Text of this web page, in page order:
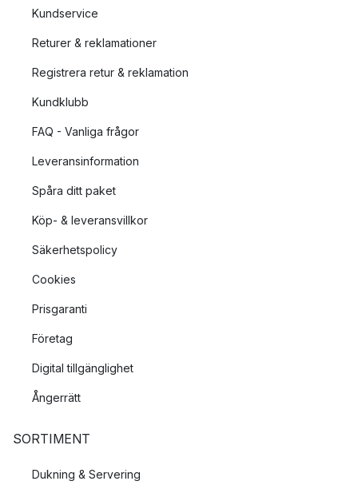
Kundservice
Returer & reklamationer
Registrera retur & reklamation
Kundklubb
FAQ - Vanliga frågor
Leveransinformation
Spåra ditt paket
Köp- & leveransvillkor
Säkerhetspolicy
Cookies
Prisgaranti
Företag
Digital tillgänglighet
Ångerrätt
SORTIMENT
Dukning & Servering